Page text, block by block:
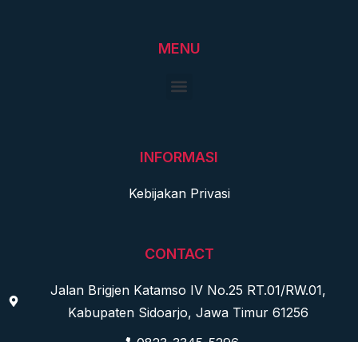
MENU
INFORMASI
Kebijakan Privasi
CONTACT
Jalan Brigjen Katamso IV No.25 RT.01/RW.01,
Kabupaten Sidoarjo, Jawa Timur 61256